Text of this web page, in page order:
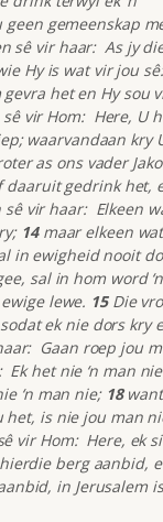
gemeenskap
sê vir haar: As jy
Hy is wat vir jou
het en Hy sou
vir Hom: Here, U
waarvandaan kry
as ons vader
daaruit gedrink het,
vir haar: Elkeen
14maar elkeen wat
in ewigheid nooit
sal in hom word ‘n
lewe. 15Die
ek nie dors kry
Gaan roep jou
het nie ‘n man
‘n man nie; 18
het, is nie jou man
vir Hom: Here, ek
berg aanbid,
in Jerusalem